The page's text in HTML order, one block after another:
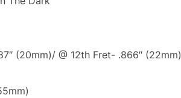
(20mm)/ @ 12th Fret- .866″ (22mm)